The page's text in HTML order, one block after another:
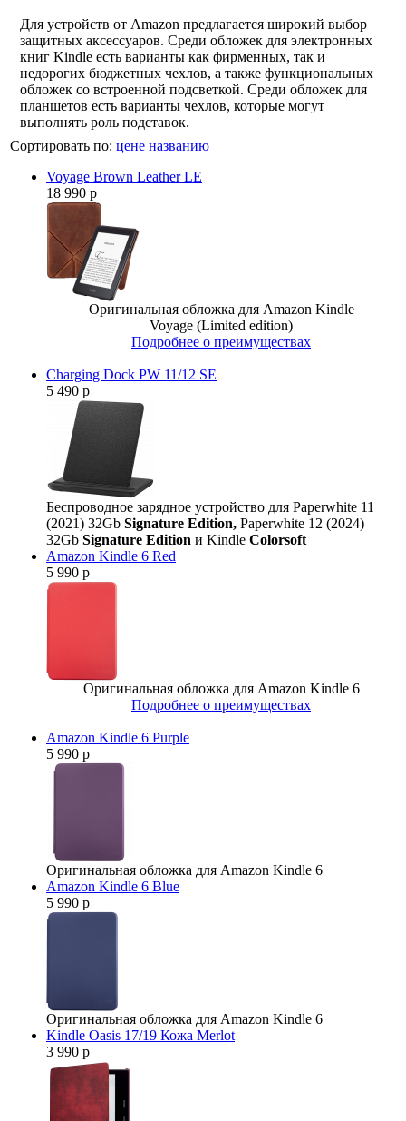
Для устройств от Amazon предлагается широкий выбор
защитных аксессуаров. Среди обложек для электронных
книг Kindle есть варианты как фирменных, так и
недорогих бюджетных чехлов, а также функциональных
обложек со встроенной подсветкой. Среди обложек для
планшетов есть варианты чехлов, которые могут
выполнять роль подставок.
Сортировать по: цене названию
Voyage Brown Leather LE
18 990 р
Оригинальная обложка для Amazon Kindle
Voyage (Limited edition)
Подробнее о преимуществах
Charging Dock PW 11/12 SE
5 490 р
Беспроводное зарядное устройство для Paperwhite 11
(2021) 32Gb Signature Edition, Paperwhite 12 (2024)
32Gb Signature Edition и Kindle Colorsoft
Amazon Kindle 6 Red
5 990 р
Оригинальная обложка для Amazon Kindle 6
Подробнее о преимуществах
Amazon Kindle 6 Purple
5 990 р
Оригинальная обложка для Amazon Kindle 6
Amazon Kindle 6 Blue
5 990 р
Оригинальная обложка для Amazon Kindle 6
Kindle Oasis 17/19 Кожа Merlot
3 990 р